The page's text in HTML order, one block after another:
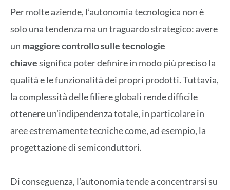
Per molte aziende, l’autonomia tecnologica non è
solo una tendenza ma un traguardo strategico: avere
un maggiore controllo sulle tecnologie
chiavesignifica poter definire in modo più preciso la
qualità e le funzionalità dei propri prodotti. Tuttavia,
la complessità delle filiere globali rende difficile
ottenere un’indipendenza totale, in particolare in
aree estremamente tecniche come, ad esempio, la
progettazione di semiconduttori.
Di conseguenza, l’autonomia tende a concentrarsi su